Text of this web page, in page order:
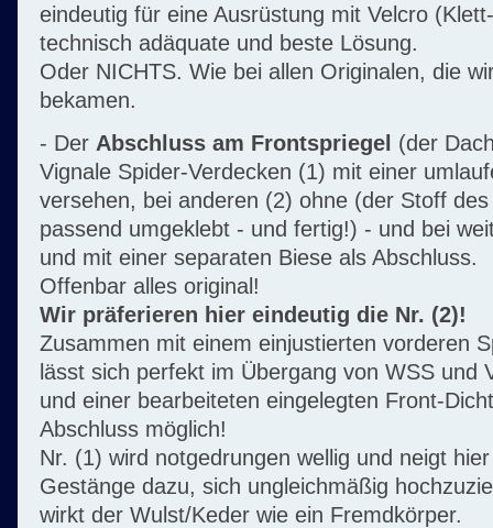
eindeutig für eine Ausrüstung mit Velcro
technisch adäquate und beste Lösung.
Oder NICHTS. Wie bei allen Originalen, die
bekamen.
- Der Abschluss am Frontspriegel (der
Vignale Spider-Verdecken (1) mit einer
versehen, bei anderen (2) ohne (der Stoff
passend umgeklebt - und fertig!) - und bei
und mit einer separaten Biese als Abschluss.
Offenbar alles original!
Wir präferieren hier eindeutig die Nr. (2)!
Zusammen mit einem einjustierten vorderen
lässt sich perfekt im Übergang von WSS und
und einer bearbeiteten eingelegten Front-
Abschluss möglich!
Nr. (1) wird notgedrungen wellig und neigt
Gestänge dazu, sich ungleichmäßig
wirkt der Wulst/Keder wie ein Fremdkörper.